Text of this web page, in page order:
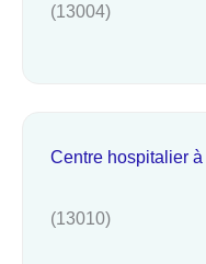
(13004)
Centre hospitalier
(13010)